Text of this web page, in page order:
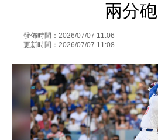
兩分砲
發佈時間：2026/07/07 11:06
更新時間：2026/07/07 11:08